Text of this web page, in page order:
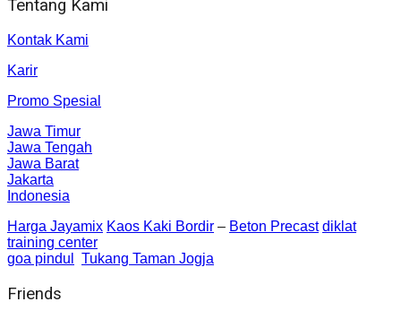
Tentang Kami
Kontak Kami
Karir
Promo Spesial
Jawa Timur
Jawa Tengah
Jawa Barat
Jakarta
Indonesia
Harga Jayamix Kaos Kaki Bordir – Beton Precast diklat
training center
goa pindul
Tukang Taman Jogja
Friends